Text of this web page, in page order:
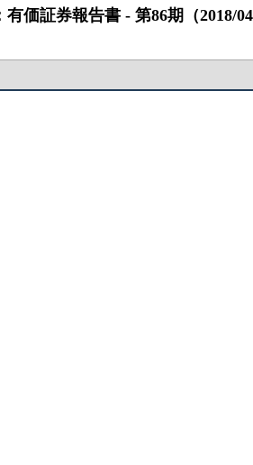
証券報告書 ‐ 第86期（2018/04/